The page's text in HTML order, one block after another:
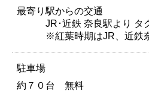
最寄り駅からの交通
JR･近鉄 奈良駅より タク
※紅葉時期はJR、近鉄奈
駐車場
約７０台 無料